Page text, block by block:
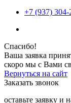
+7 (937) 304-
Спасибо!
Ваша заявка
скоро мы с Вами
Вернуться на сайт
Заказать звонок
оставьте заявку